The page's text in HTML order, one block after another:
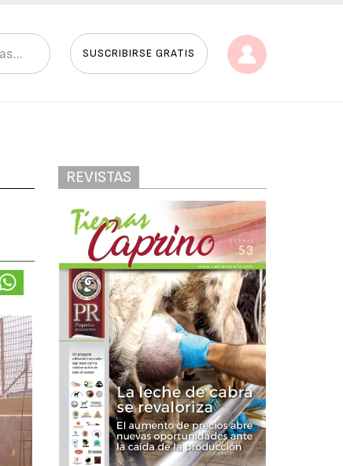
SUSCRIBIRSE GRATIS
REVISTAS